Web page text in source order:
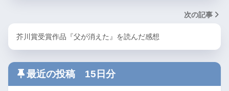
次の記事
芥川賞受賞作品『父が消えた』を読んだ感想
最近の投稿 15日分